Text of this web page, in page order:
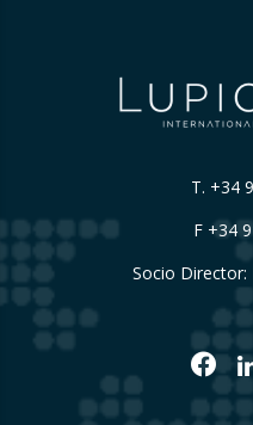
T. +34
F +34
Socio Director: